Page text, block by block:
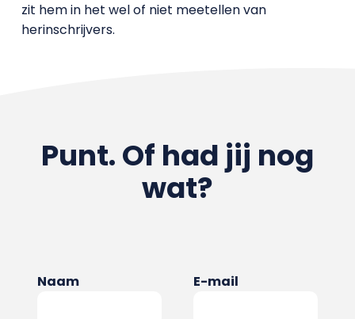
zit hem in het wel of niet meetellen van
herinschrijvers.
Punt. Of had jij nog
wat?
Naam E-mail